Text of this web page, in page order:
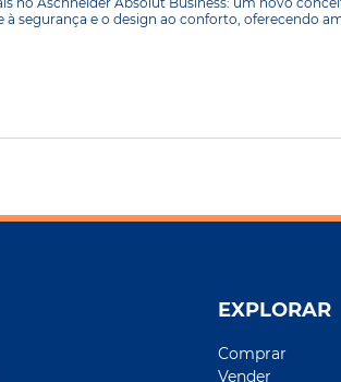
segurança e o design ao conforto, oferecendo
EXPLORAR
Comprar
Vender